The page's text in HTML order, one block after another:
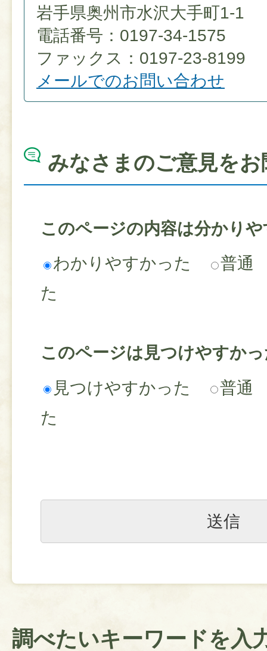
岩手県奥州市水沢大手町1-1
電話番号：0197-34-1575
ファックス：0197-23-8199
メールでのお問い合わせ
みなさまのご意見を
このページの内容は分かり
わかりやすかった
普通
た
このページは見つけやすか
見つけやすかった
普通
た
調べたいキーワードを入